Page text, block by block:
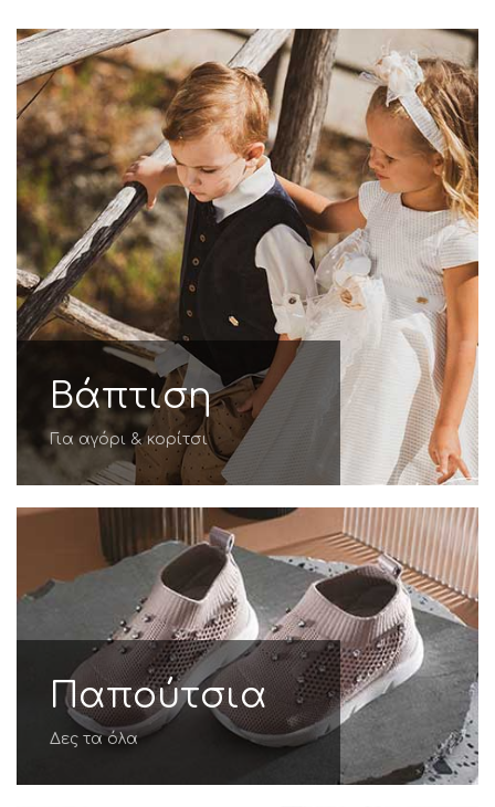
Βάπτιση
Για αγόρι & κορίτσι
Παπούτσια
Δες τα όλα